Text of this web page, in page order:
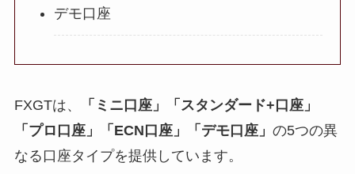
デモ口座
FXGTは、
「ミニ口座」「スタンダード+口座」
「プロ口座」「ECN口座」「デモ口座」 の5つの異
なる口座タイプを提供しています。